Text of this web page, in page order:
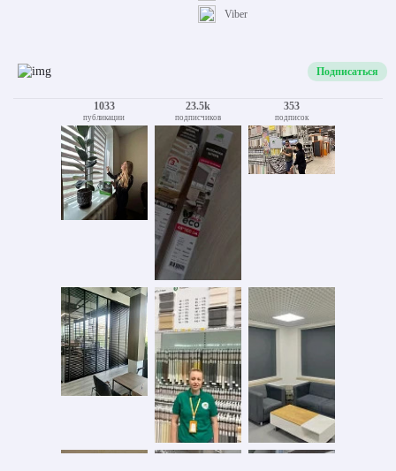
Viber
Подписаться
1033
публикации
23.5k
подписчиков
353
подписок